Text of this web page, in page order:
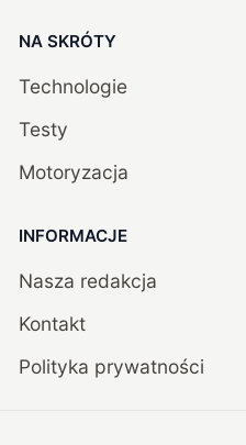
NA SKRÓTY
Technologie
Testy
Motoryzacja
INFORMACJE
Nasza redakcja
Kontakt
Polityka prywatności